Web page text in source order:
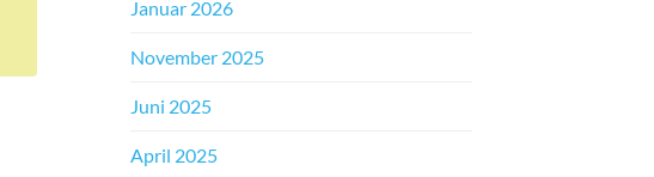
Januar 2026
November 2025
Juni 2025
April 2025